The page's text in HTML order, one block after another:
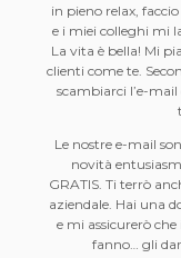
in pieno relax,
e i miei colleghi mi
La vita è bella! Mi
clienti come te.
scambiarci l’e-
Le nostre e-mail
novità
GRATIS. Ti terrò
aziendale. Hai una
e mi assicurerò
fanno… gli